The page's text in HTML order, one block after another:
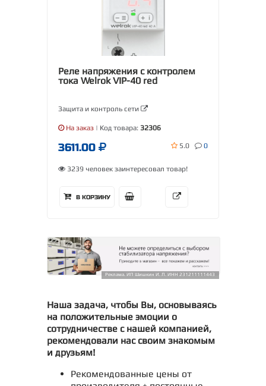
Реле напряжения с контролем
тока Welrok VIP-40 red
Защита и контроль сети
На заказ | Код товара: 32306
3611.00 5.0 0
3239 человек заинтересовал товар!
В КОРЗИНУ
Реклама. ИП Шишкин И. Л. ИНН 231211111443
Наша задача, чтобы Вы, основываясь
на положительные эмоции о
сотрудничестве с нашей компанией,
рекомендовали нас своим знакомым
и друзьям!
Рекомендованные цены от